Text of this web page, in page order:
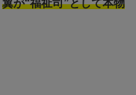
翼が“福祉司”として本物